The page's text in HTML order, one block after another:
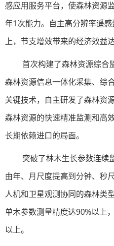
感应用服务平台，使森林资源
年1次能力。自主高分辨率遥
上，节支增效带来的经济效益
首次构建了森林资源综合
森林资源信息一体化采集、综
关键技术，自主研发了森林资
森林资源的快速精准监测和高
长期依赖进口的局面。
突破了林木生长参数连续
由年、月尺度提高到分钟、秒
人机和卫星观测协同的森林类
单木参数测量精度达90%以上
以上。